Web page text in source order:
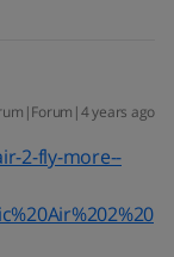
years ago
2-fly-more--